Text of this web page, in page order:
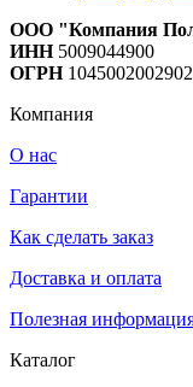
ООО "Компания
ИНН5009044900
ОГРН 1045002002902
Компания
О нас
Гарантии
Как сделать заказ
Доставка и оплата
Полезная
Каталог